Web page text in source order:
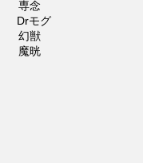
専念
Drモグ
幻獣
魔晄